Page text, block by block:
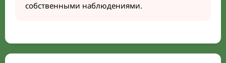
собственными наблюдениями.